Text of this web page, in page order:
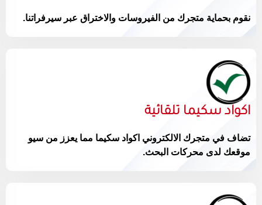
نقوم بحماية متجرك من الفيروسات والاختراق عبر سيرفراتنا.
اكواد سكيما تلقائية
تضاف في متجرك الالكتروني اكواد سكيما مما يعزز من سيو
موقعك لدى محركات البحث.